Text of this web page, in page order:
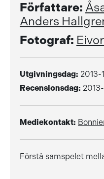
Författare:
Anders
Fotograf:
Utgivningsdag: 2013-
Recensionsdag:
Mediekontakt:
Förstå samspelet